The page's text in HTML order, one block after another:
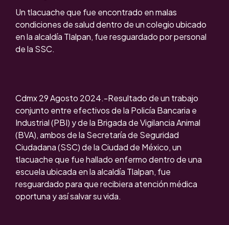
Un tlacuache que fue encontrado en malas
condiciones de salud dentro de un colegio ubicado
en la alcaldía Tlalpan, fue resguardado por personal
de la SSC.
Cdmx 29 Agosto 2024.-Resultado de un trabajo
conjunto entre efectivos de la Policía Bancaria e
Industrial (PBI) y de la Brigada de Vigilancia Animal
(BVA), ambos de la Secretaría de Seguridad
Ciudadana (SSC) de la Ciudad de México, un
tlacuache que fue hallado enfermo dentro de una
escuela ubicada en la alcaldía Tlalpan, fue
resguardado para que recibiera atención médica
oportuna y así salvar su vida.